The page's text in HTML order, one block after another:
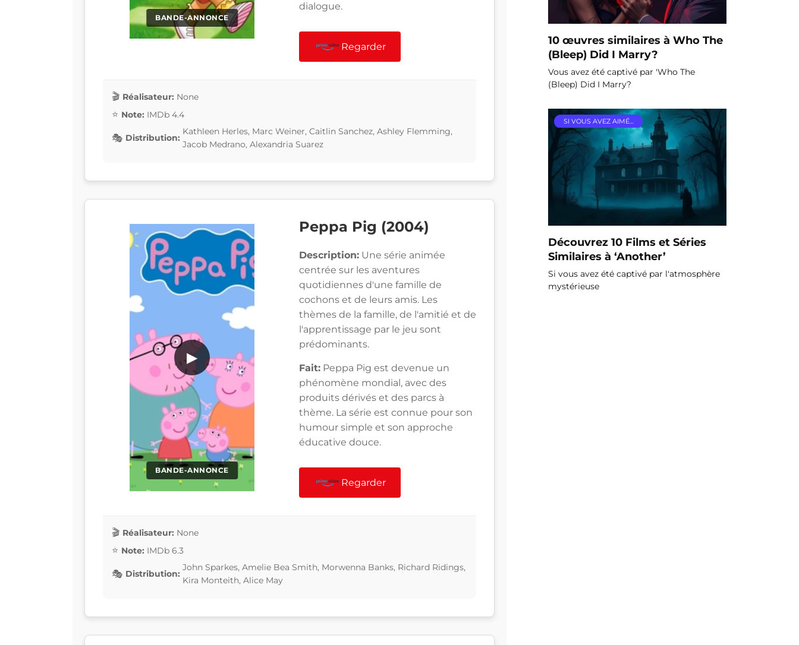
BANDE-ANNONCE
dialogue.
Regarder
Réalisateur: None
Note: IMDb 4.4
Distribution:
Kathleen Herles, Marc Weiner, Caitlin Sanchez, Ashley Flemming,
Jacob Medrano, Alexandria Suarez
BANDE-ANNONCE
▶
Peppa Pig (2004)
Description: Une série animée
centrée sur les aventures
quotidiennes d'une famille de
cochons et de leurs amis. Les
thèmes de la famille, de l'amitié et de
l'apprentissage par le jeu sont
prédominants.
Fait: Peppa Pig est devenue un
phénomène mondial, avec des
produits dérivés et des parcs à
thème. La série est connue pour son
humour simple et son approche
éducative douce.
Regarder
Réalisateur: None
Note: IMDb 6.3
Distribution:
John Sparkes, Amelie Bea Smith, Morwenna Banks, Richard Ridings,
Kira Monteith, Alice May
10 œuvres similaires à Who The
(Bleep) Did I Marry?
Vous avez été captivé par 'Who The
(Bleep) Did I Marry?
SI VOUS AVEZ AIMÉ…
Découvrez 10 Films et Séries
Similaires à ‘Another’
Si vous avez été captivé par l'atmosphère
mystérieuse